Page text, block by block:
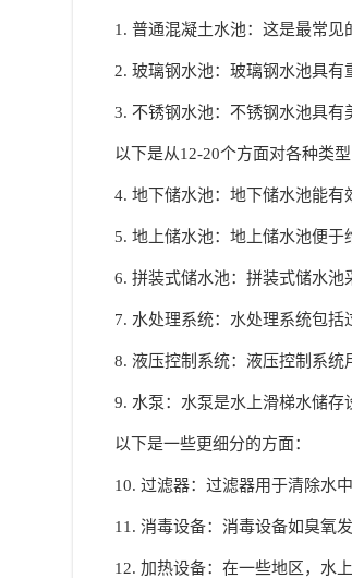
1. 普通混凝土水池：这是最常见
2. 玻璃钢水池：玻璃钢水池具有
3. 不锈钢水池：不锈钢水池具有
以下是从12-20个方面对各种类
4. 地下储水池：地下储水池能有
5. 地上储水池：地上储水池便于
6. 拼装式储水池：拼装式储水池
7. 水处理系统：水处理系统包括
8. 液压控制系统：液压控制系统
9. 水泵：水泵是水上滑梯水储存
以下是一些更细分的方面：
10. 过滤器：过滤器用于清除水
11. 消毒设备：消毒设备如臭氧
12. 加热设备：在一些地区，水